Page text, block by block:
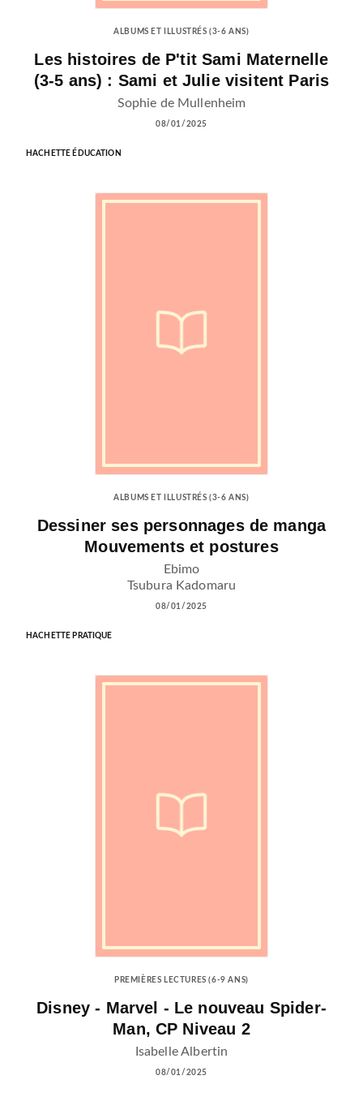
ALBUMS ET ILLUSTRÉS (3-6 ANS)
Les histoires de P'tit Sami Maternelle
(3-5 ans) : Sami et Julie visitent Paris
Sophie de Mullenheim
08/01/2025
HACHETTE ÉDUCATION
ALBUMS ET ILLUSTRÉS (3-6 ANS)
Dessiner ses personnages de manga
Mouvements et postures
Ebimo
Tsubura Kadomaru
08/01/2025
HACHETTE PRATIQUE
PREMIÈRES LECTURES (6-9 ANS)
Disney - Marvel - Le nouveau Spider-
Man, CP Niveau 2
Isabelle Albertin
08/01/2025